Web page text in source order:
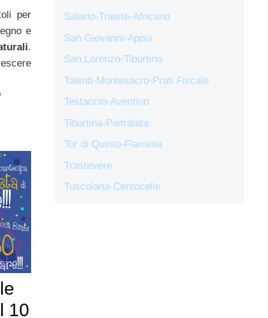
per
e
.
10
Salario-Trieste-Africano
San Giovanni-Appia
San Lorenzo-Tiburtino
Talenti-Montesacro-Prati Fiscale
Testaccio-Aventino
Tiburtina-Pietralata
Tor di Quinto-Flaminia
Trastevere
Tuscolana-Centocelle